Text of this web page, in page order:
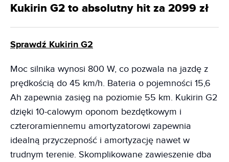
Kukirin G2 to absolutny hit za 2099 zł
Sprawdź Kukirin G2
Moc silnika wynosi 800 W, co pozwala na jazdę z
prędkością do 45 km/h. Bateria o pojemności 15,6
Ah zapewnia zasięg na poziomie 55 km. Kukirin G2
dzięki 10-calowym oponom bezdętkowym i
czteroramiennemu amortyzatorowi zapewnia
idealną przyczepność i amortyzację nawet w
trudnym terenie. Skomplikowane zawieszenie dba